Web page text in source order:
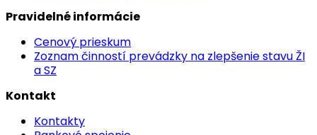
Pravidelné informácie
Cenový prieskum
Zoznam činností prevádzky na zlepšenie stavu ŽI
a SZ
Kontakt
Kontakty